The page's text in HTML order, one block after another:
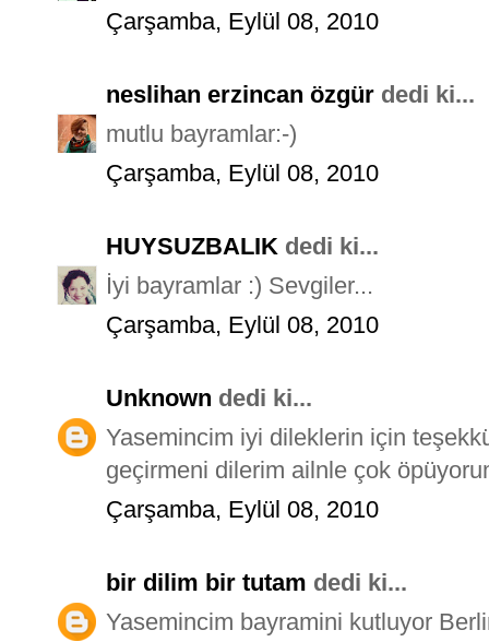
Çarşamba, Eylül 08, 2010
neslihan erzincan özgür dedi ki...
mutlu bayramlar:-)
Çarşamba, Eylül 08, 2010
HUYSUZBALIK dedi ki...
İyi bayramlar :) Sevgiler...
Çarşamba, Eylül 08, 2010
Unknown dedi ki...
Yasemincim iyi dileklerin için
geçirmeni dilerim ailnle çok
Çarşamba, Eylül 08, 2010
bir dilim bir tutam dedi ki...
Yasemincim bayramini kutluyor